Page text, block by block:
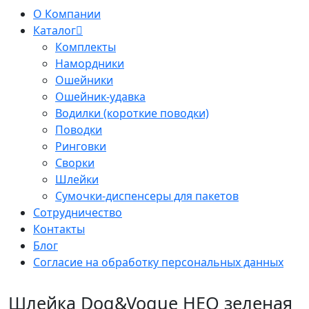
О Компании
Каталог
Комплекты
Намордники
Ошейники
Ошейник-удавка
Водилки (короткие поводки)
Поводки
Ринговки
Сворки
Шлейки
Сумочки-диспенсеры для пакетов
Сотрудничество
Контакты
Блог
Согласие на обработку персональных данных
Шлейка Dog&Vogue НЕО зеленая